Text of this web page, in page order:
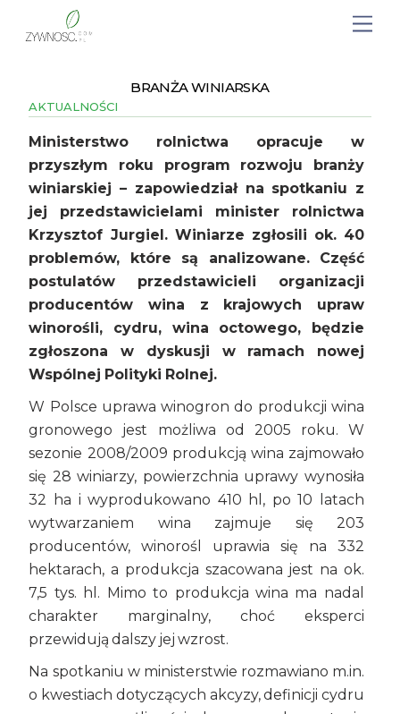
BRANŻA WINIARSKA
AKTUALNOŚCI
Ministerstwo rolnictwa opracuje w
przyszłym roku program rozwoju branży
winiarskiej – zapowiedział na spotkaniu z
jej przedstawicielami minister rolnictwa
Krzysztof Jurgiel. Winiarze zgłosili ok. 40
problemów, które są analizowane. Część
postulatów przedstawicieli organizacji
producentów wina z krajowych upraw
winorośli, cydru, wina octowego, będzie
zgłoszona w dyskusji w ramach nowej
Wspólnej Polityki Rolnej.
W Polsce uprawa winogron do produkcji wina
gronowego jest możliwa od 2005 roku. W
sezonie 2008/2009 produkcją wina zajmowało
się 28 winiarzy, powierzchnia uprawy wynosiła
32 ha i wyprodukowano 410 hl, po 10 latach
wytwarzaniem wina zajmuje się 203
producentów, winorośl uprawia się na 332
hektarach, a produkcja szacowana jest na ok.
7,5 tys. hl. Mimo to produkcja wina ma nadal
charakter marginalny, choć eksperci
przewidują dalszy jej wzrost.
Na spotkaniu w ministerstwie rozmawiano m.in.
o kwestiach dotyczących akcyzy, definicji cydru